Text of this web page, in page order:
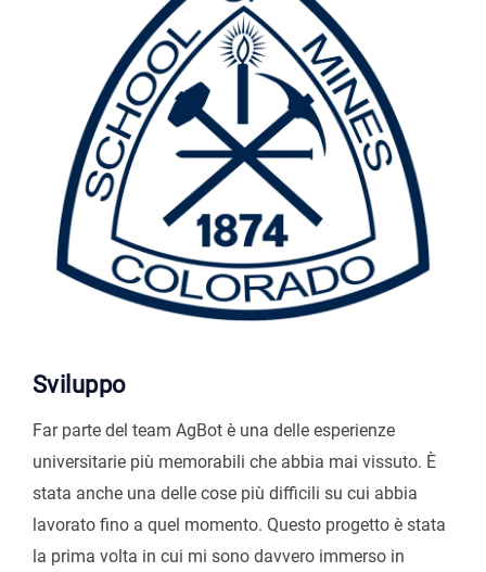
Sviluppo
Far parte del team AgBot è una delle esperienze
universitarie più memorabili che abbia mai vissuto. È
stata anche una delle cose più difficili su cui abbia
lavorato fino a quel momento. Questo progetto è stata
la prima volta in cui mi sono davvero immerso in